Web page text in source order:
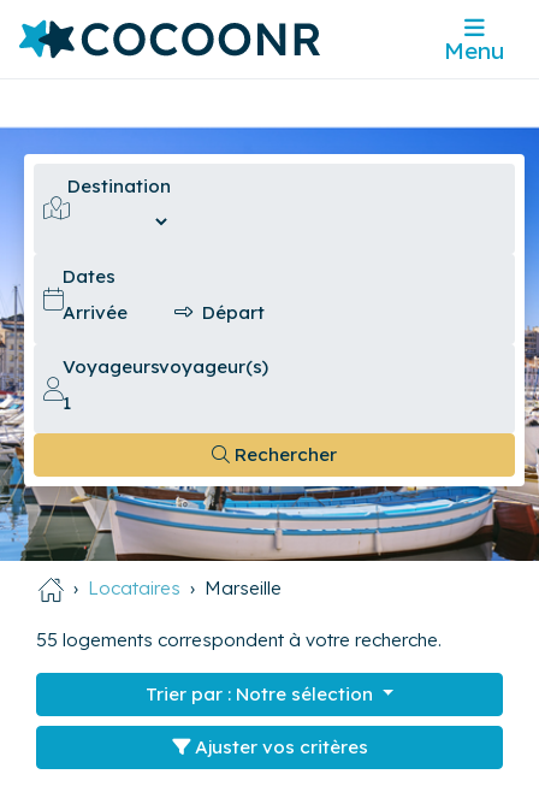
Menu
Destination
Dates
Voyageursvoyageur(s)
Rechercher
Locataires Marseille
55 logements correspondent à votre recherche.
Trier par : Notre sélection
Ajuster vos critères